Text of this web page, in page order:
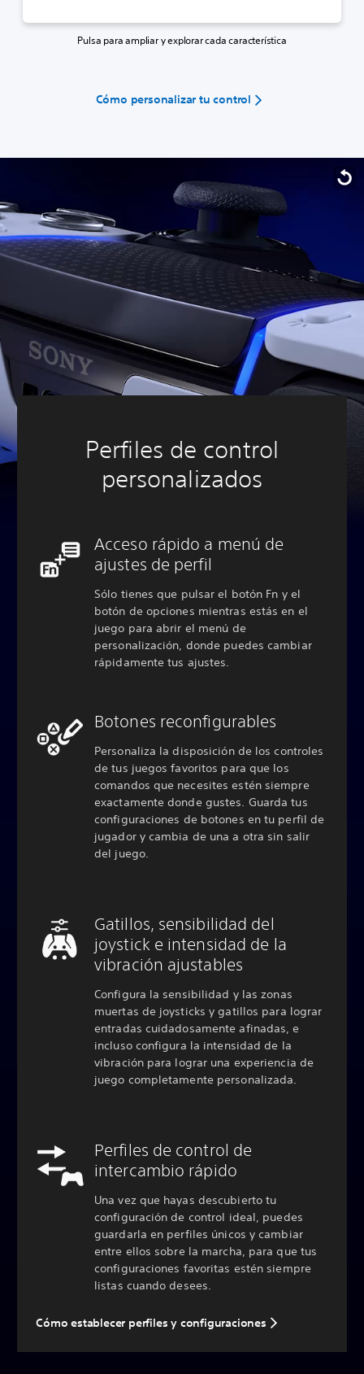
Pulsa para ampliar y explorar cada característica
Cómo personalizar tu control
Perfiles de control
personalizados
Acceso rápido a menú de
ajustes de perfil
Sólo tienes que pulsar el botón Fn y el
botón de opciones mientras estás en el
juego para abrir el menú de
personalización, donde puedes cambiar
rápidamente tus ajustes.
Botones reconfigurables
Personaliza la disposición de los controles
de tus juegos favoritos para que los
comandos que necesites estén siempre
exactamente donde gustes. Guarda tus
configuraciones de botones en tu perfil de
jugador y cambia de una a otra sin salir
del juego.
Gatillos, sensibilidad del
joystick e intensidad de la
vibración ajustables
Configura la sensibilidad y las zonas
muertas de joysticks y gatillos para lograr
entradas cuidadosamente afinadas, e
incluso configura la intensidad de la
vibración para lograr una experiencia de
juego completamente personalizada.
Perfiles de control de
intercambio rápido
Una vez que hayas descubierto tu
configuración de control ideal, puedes
guardarla en perfiles únicos y cambiar
entre ellos sobre la marcha, para que tus
configuraciones favoritas estén siempre
listas cuando desees.
Cómo establecer perfiles y configuraciones